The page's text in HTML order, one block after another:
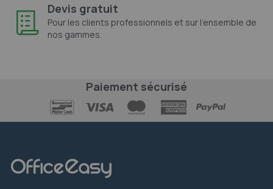
Devis gratuit
Pour les clients professionnels et sur l'ensemble de
nos gammes.
Paiement sécurisé